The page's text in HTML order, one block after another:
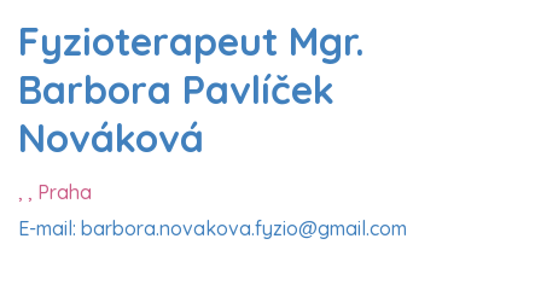
Fyzioterapeut Mgr.
Barbora Pavlíček
Nováková
, , Praha
E-mail: barbora.novakova.fyzio@gmail.com